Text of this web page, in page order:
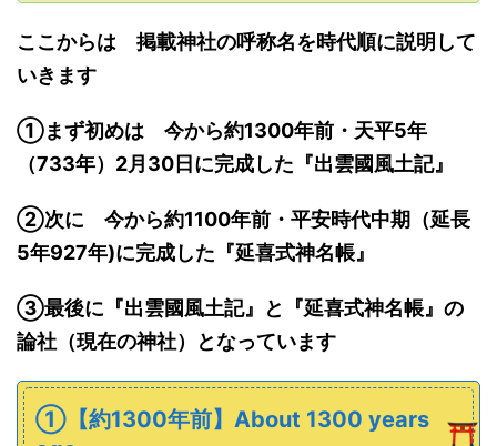
ここからは 掲載神社の呼称名を時代順に説明して
いきます
①まず初めは 今から約1300年前・ 天平5年
（733年）2月30日に完成した 『出雲國風土記』
➁次に 今から約1100年前・ 平安時代中期（延長
5年927年)に完成した 『延喜式神名帳』
➂最後に 『出雲國風土記』と 『延喜式神名帳』 の
論社（現在の神社）となっています
①【約1300年前】About 1300 years